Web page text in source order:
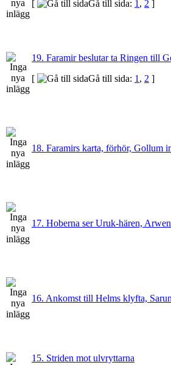
[
Gå till sida: 1 , 2 ]
19. Faramir beslutar ta Ringen till
[
Gå till sida: 1 , 2 ]
18. Faramirs karta, förhör, Gollum
17. Hoberna ser Uruk-hären,
16. Ankomst till Helms klyfta,
15. Striden mot ulvryttarna